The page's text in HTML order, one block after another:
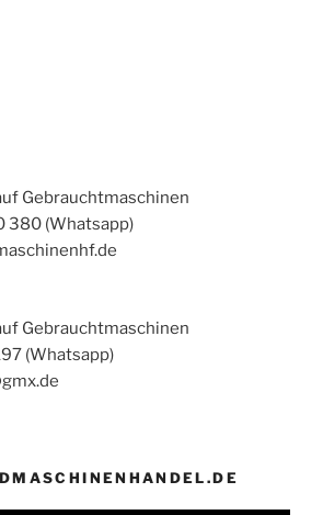
Gebrauchtmaschinen
380 (Whatsapp)
Gebrauchtmaschinen
(Whatsapp)